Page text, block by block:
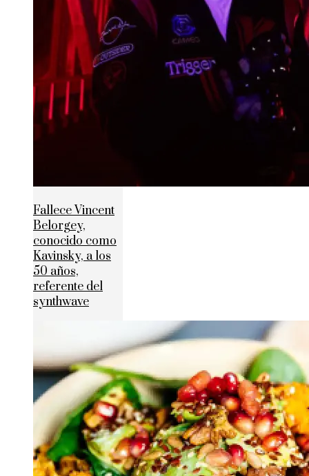
Fallece Vincent
Belorgey,
conocido como
Kavinsky, a los
50 años,
referente del
synthwave